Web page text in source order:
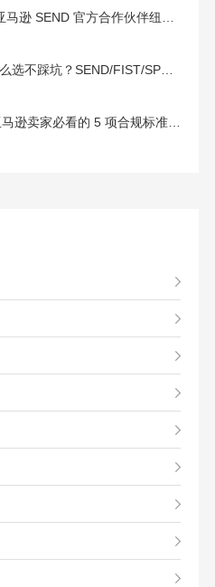
2026亚马逊FBA头程物流怎么选不踩坑？SEND/FIST/SPN官方认证物流商，只有这家敢承诺“准达率第一”
美国 301 关税 7 月落地：亚马逊卖家必看的 5 项合规标准与稳交付方案